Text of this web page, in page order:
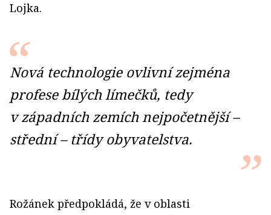
Lojka.
Nová technologie ovlivní zejména
profese bílých límečků, tedy
v západních zemích nejpočetnější –
střední – třídy obyvatelstva.
Rožánek předpokládá, že v oblasti